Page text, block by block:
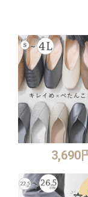
3,690